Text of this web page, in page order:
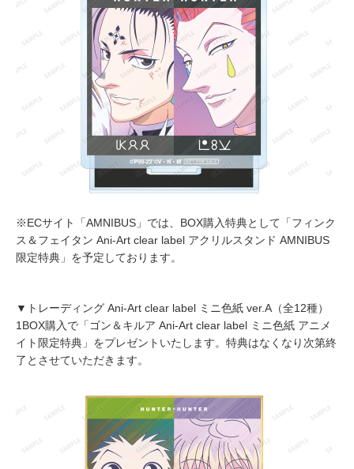
※ECサイト「AMNIBUS」では、BOX購入特典として「フィンク
ス＆フェイタン Ani-Art clear label アクリルスタンド AMNIBUS
限定特典」を予定しております。
▼トレーディング Ani-Art clear label ミニ色紙 ver.A（全12種）
1BOX購入で「ゴン＆キルア Ani-Art clear label ミニ色紙 アニメ
イト限定特典」をプレゼントいたします。特典はなくなり次第終
了とさせていただきます。